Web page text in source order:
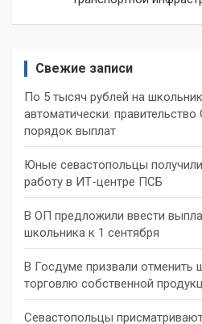
Свежие записи
По 5 тысяч рублей на
автоматически:
порядок выплат
Юные севастопольцы
работу в ИТ-центре ПСБ
В ОП предложили ввести
школьника к 1 сентября
В Госдуме призвали отменить
торговлю собственной
Севастопольцы